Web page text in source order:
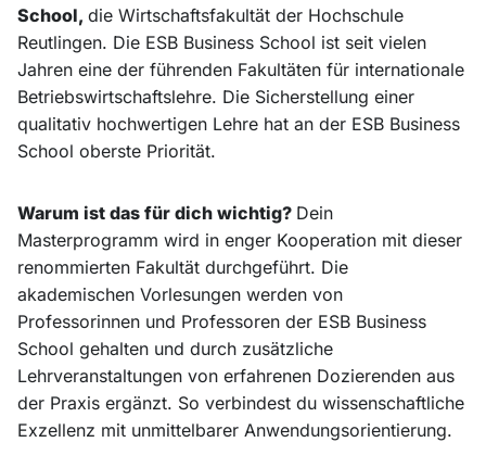
School, die Wirtschaftsfakultät der Hochschule
Reutlingen. Die ESB Business School ist seit vielen
Jahren eine der führenden Fakultäten für internationale
Betriebswirtschaftslehre. Die Sicherstellung einer
qualitativ hochwertigen Lehre hat an der ESB Business
School oberste Priorität.
Warum ist das für dich wichtig? Dein
Masterprogramm wird in enger Kooperation mit dieser
renommierten Fakultät durchgeführt. Die
akademischen Vorlesungen werden von
Professorinnen und Professoren der ESB Business
School gehalten und durch zusätzliche
Lehrveranstaltungen von erfahrenen Dozierenden aus
der Praxis ergänzt. So verbindest du wissenschaftliche
Exzellenz mit unmittelbarer Anwendungsorientierung.